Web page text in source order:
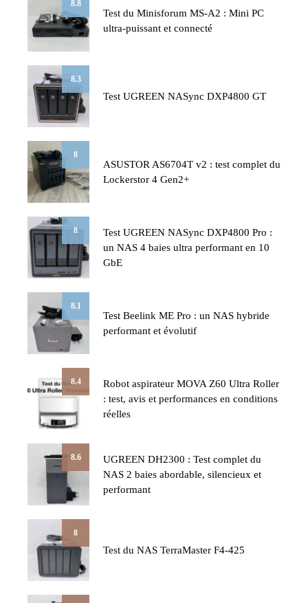
8.8
Test du Minisforum MS-A2 : Mini PC
ultra-puissant et connecté
8.3
Test UGREEN NASync DXP4800 GT
8
ASUSTOR AS6704T v2 : test complet du
Lockerstor 4 Gen2+
8
Test UGREEN NASync DXP4800 Pro :
un NAS 4 baies ultra performant en 10
GbE
8.1
Test Beelink ME Pro : un NAS hybride
performant et évolutif
8.4
Robot aspirateur MOVA Z60 Ultra Roller
: test, avis et performances en conditions
réelles
8.6
UGREEN DH2300 : Test complet du
NAS 2 baies abordable, silencieux et
performant
8
Test du NAS TerraMaster F4-425